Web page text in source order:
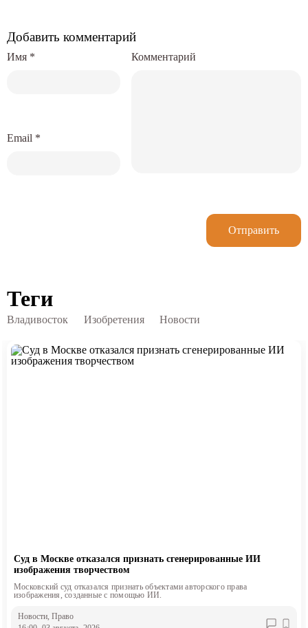
Добавить комментарий
Комментарий
Имя *
Email *
Отправить
Теги
Владивосток Изобретения Новости
Суд в Москве отказался признать сгенерированные ИИ
изображения творчеством
Московский суд отказался признать объектами авторского права
изображения, созданные с помощью ИИ.
Новости, Право